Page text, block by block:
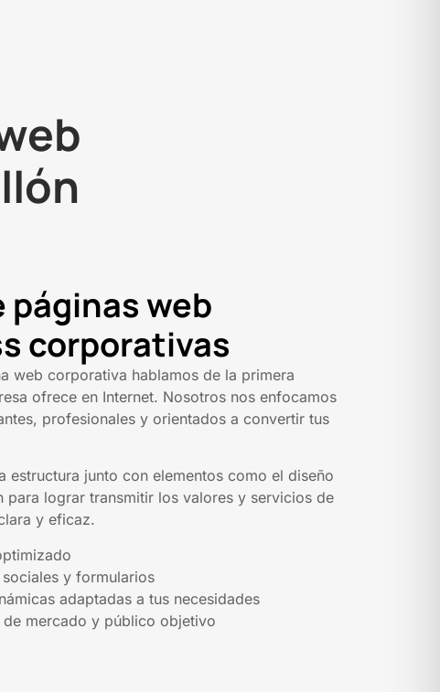
páginas web
corporativas
web corporativa hablamos de la primera
ofrece en Internet. Nosotros nos enfocamos
profesionales y orientados a convertir tus
estructura junto con elementos como el diseño
para lograr transmitir los valores y servicios de
y eficaz.
y formularios
adaptadas a tus necesidades
mercado y público objetivo